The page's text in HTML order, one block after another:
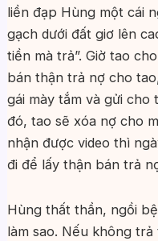
liền đạp Hùng một cái
gạch dưới đất giơ lên
tiền mà trả”. Giờ tao
bán thận trả nợ cho
gái mày tắm và gửi cho
đó, tao sẽ xóa nợ cho
nhận được video thì
đi để lấy thận bán trả
Hùng thất thần, ngồi
làm sao. Nếu không